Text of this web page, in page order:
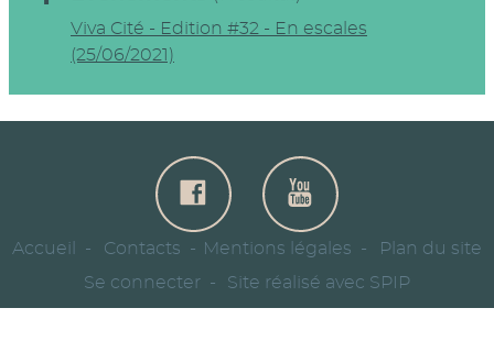
Viva Cité - Edition #32 - En escales
(25/06/2021)
Accueil Contacts Mentions légales
Plan du site
Se connecter
Site réalisé avec SPIP